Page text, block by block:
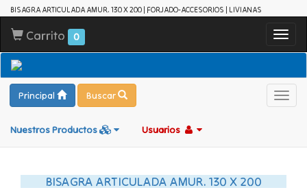
BISAGRA ARTICULADA AMUR. 130 X 200 | FORJADO-ACCESORIOS | LIVIANAS
Carrito 0
Principal Buscar
Nuestros Productos Usuarios
BISAGRA ARTICULADA AMUR. 130 X 200